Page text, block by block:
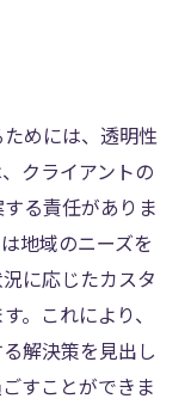
めには、透明性
クライアントの
る責任がありま
地域のニーズを
に応じたカスタ
。これにより、
解決策を見出し
すことができま